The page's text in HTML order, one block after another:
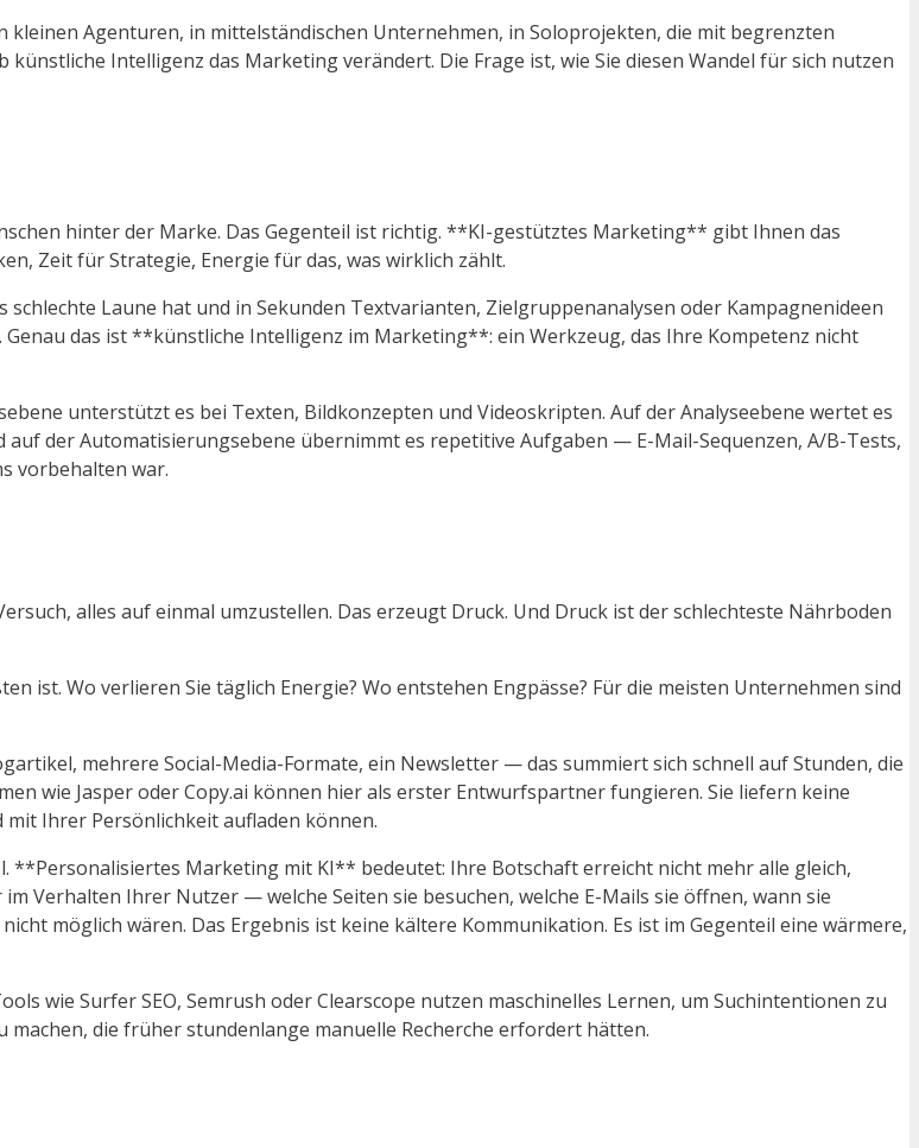
Agenturen, in mittelständischen Unternehmen, in Soloprojekten, die mit begrenzten
Intelligenz das Marketing verändert. Die Frage ist, wie Sie diesen Wandel für sich nutzen
hinter der Marke. Das Gegenteil ist richtig. **KI-gestütztes Marketing** gibt Ihnen das
Zeit für Strategie, Energie für das, was wirklich zählt.
Laune hat und in Sekunden Textvarianten, Zielgruppenanalysen oder Kampagnenideen
das ist **künstliche Intelligenz im Marketing**: ein Werkzeug, das Ihre Kompetenz nicht
unterstützt es bei Texten, Bildkonzepten und Videoskripten. Auf der Analyseebene wertet es
der Automatisierungsebene übernimmt es repetitive Aufgaben — E-Mail-Sequenzen, A/B-Tests,
vorbehalten war.
alles auf einmal umzustellen. Das erzeugt Druck. Und Druck ist der schlechteste Nährboden
ist. Wo verlieren Sie täglich Energie? Wo entstehen Engpässe? Für die meisten Unternehmen sind
mehrere Social-Media-Formate, ein Newsletter — das summiert sich schnell auf Stunden, die
wie Jasper oder Copy.ai können hier als erster Entwurfspartner fungieren. Sie liefern keine
Ihrer Persönlichkeit aufladen können.
Marketing mit KI** bedeutet: Ihre Botschaft erreicht nicht mehr alle gleich,
Verhalten Ihrer Nutzer — welche Seiten sie besuchen, welche E-Mails sie öffnen, wann sie
möglich wären. Das Ergebnis ist keine kältere Kommunikation. Es ist im Gegenteil eine wärmere,
wie Surfer SEO, Semrush oder Clearscope nutzen maschinelles Lernen, um Suchintentionen zu
die früher stundenlange manuelle Recherche erfordert hätten.